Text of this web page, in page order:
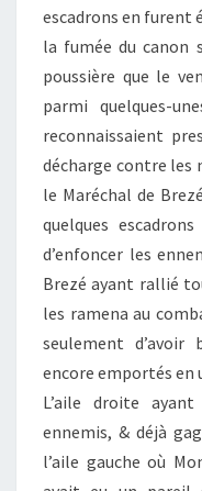
escadrons en furent
la fumée du canon
poussière que le
parmi quelques-
reconnaissaient
décharge contre les
le Maréchal de
quelques
d’enfoncer les
Brezé ayant rallié
les ramena au
seulement
encore emportés en
L’aile droite
ennemis, & déjà
l’aile gauche où